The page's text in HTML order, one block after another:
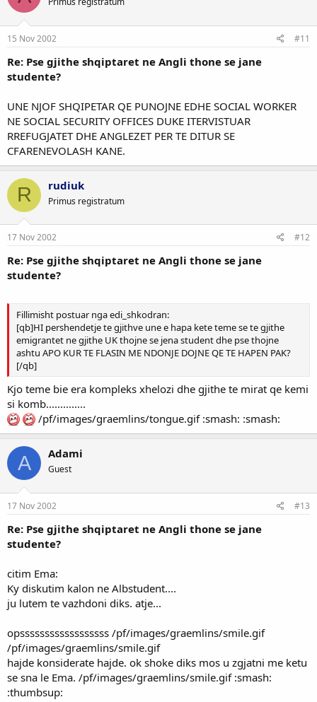
15 Nov 2002 #11
Re: Pse gjithe shqiptaret ne Angli thone se jane
studente?
UNE NJOF SHQIPETAR QE PUNOJNE EDHE SOCIAL WORKER
NE SOCIAL SECURITY OFFICES DUKE ITERVISTUAR
RREFUGJATET DHE ANGLEZET PER TE DITUR SE
CFARENEVOLASH KANE.
R rudiuk
Primus registratum
17 Nov 2002 #12
Re: Pse gjithe shqiptaret ne Angli thone se jane
studente?
Fillimisht postuar nga edi_shkodran:
[qb]HI pershendetje te gjithve une e hapa kete teme se te gjithe
emigrantet ne gjithe UK thojne se jena student dhe pse thojne
ashtu APO KUR TE FLASIN ME NDONJE DOJNE QE TE HAPEN PAK?
[/qb]
Kjo teme bie era kompleks xhelozi dhe gjithe te mirat qe kemi
si komb..............
/pf/images/graemlins/tongue.gif :smash: :smash:
A Adami
Guest
17 Nov 2002 #13
Re: Pse gjithe shqiptaret ne Angli thone se jane
studente?
citim Ema:
Ky diskutim kalon ne Albstudent....
ju lutem te vazhdoni diks. atje...
opssssssssssssssssss /pf/images/graemlins/smile.gif
/pf/images/graemlins/smile.gif
hajde konsiderate hajde. ok shoke diks mos u zgjatni me ketu
se sna le Ema. /pf/images/graemlins/smile.gif :smash:
:thumbsup: